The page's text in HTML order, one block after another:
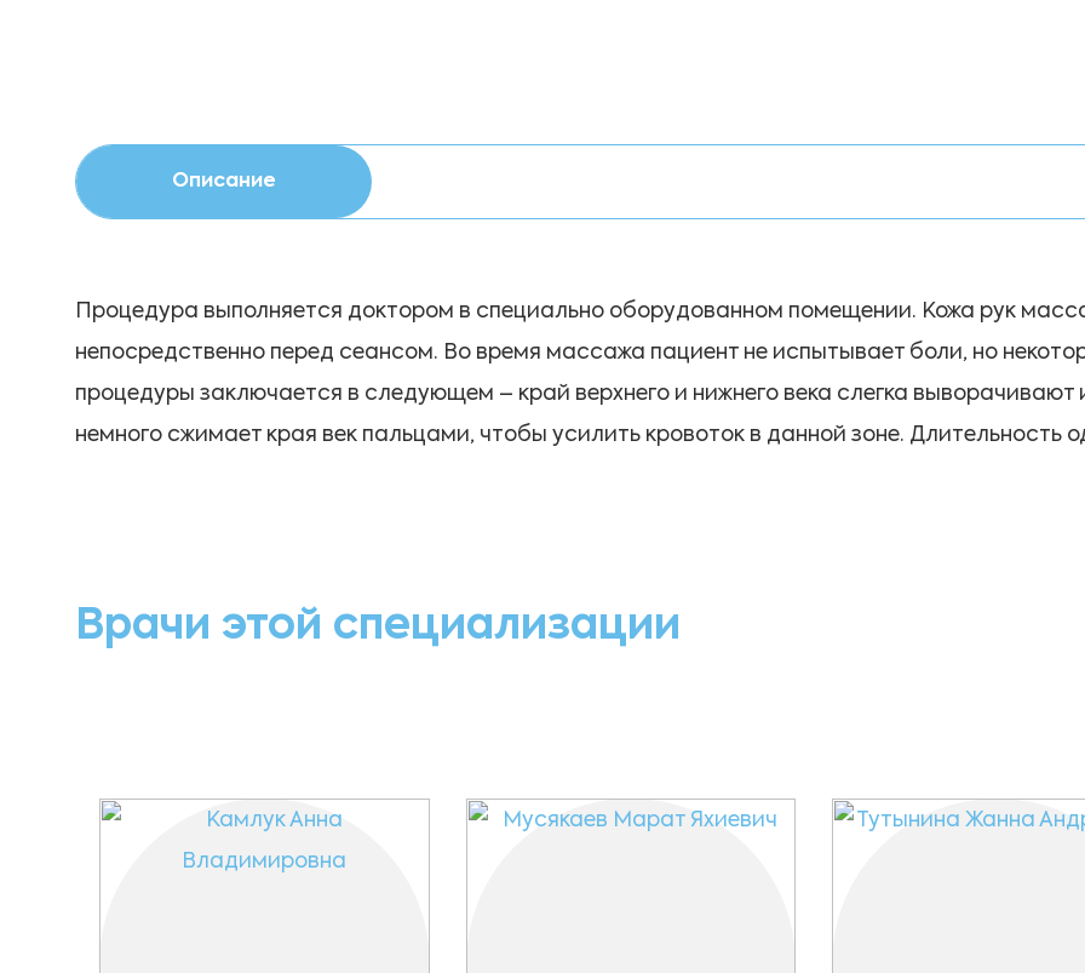
Описание
Процедура выполняется доктором в специально оборудованном помещении. Кожа рук
непосредственно перед сеансом. Во время массажа пациент не испытывает боли, но
процедуры заключается в следующем – край верхнего и нижнего века слегка выворачивают
немного сжимает края век пальцами, чтобы усилить кровоток в данной зоне. Длительность
Врачи этой специализации